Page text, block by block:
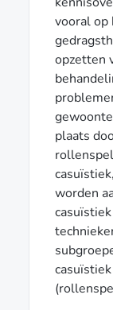
vooral op
opzetten
plaats
worden